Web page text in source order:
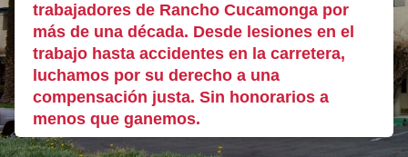
trabajadores de Rancho Cucamonga por
más de una década. Desde lesiones en el
trabajo hasta accidentes en la carretera,
luchamos por su derecho a una
compensación justa. Sin honorarios a
menos que ganemos.